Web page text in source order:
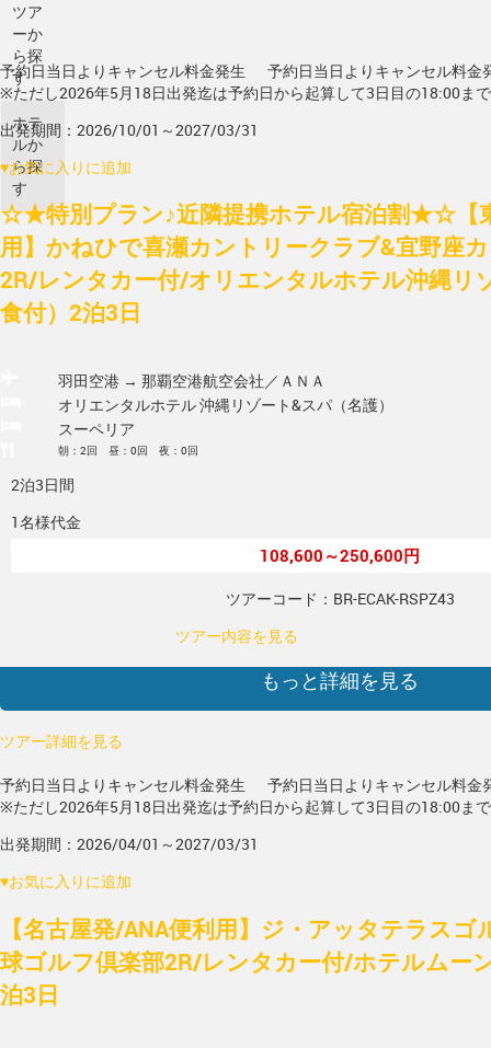
ツア
ーか
ら探
す
ホテ
ルか
ら探
す
予約日当日よりキャンセル料金発生
予約日当日よりキャンセル料金
※ただし2026年5月18日出発迄は予約日から起算して3日目の18:00ま
出発期間：2026/10/01～2027/03/31
♥お気に入りに追加
☆★特別プラン♪近隣提携ホテル宿泊割★☆【
用】かねひで喜瀬カントリークラブ&宜野座
2R/レンタカー付/オリエンタルホテル沖縄リ
食付）2泊3日
羽田空港 → 那覇空港航空会社／ＡＮＡ
オリエンタルホテル 沖縄リゾート&スパ（名護）
スーペリア
朝：2回 昼：0回 夜：0回
2泊3日間
1名様代金
108,600～250,600円
ツアーコード：BR-ECAK-RSPZ43
ツアー内容を見る
もっと詳細を見る
ツアー詳細を見る
予約日当日よりキャンセル料金発生
予約日当日よりキャンセル料金
※ただし2026年5月18日出発迄は予約日から起算して3日目の18:00ま
出発期間：2026/04/01～2027/03/31
♥お気に入りに追加
【名古屋発/ANA便利用】ジ・アッタテラス
球ゴルフ倶楽部2R/レンタカー付/ホテルムー
泊3日